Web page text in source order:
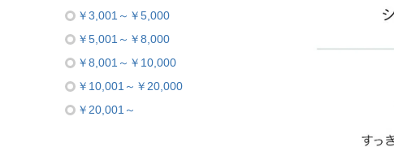
￥3,001～￥5,000
￥5,001～￥8,000
￥8,001～￥10,000
￥10,001～￥20,000
￥20,001～